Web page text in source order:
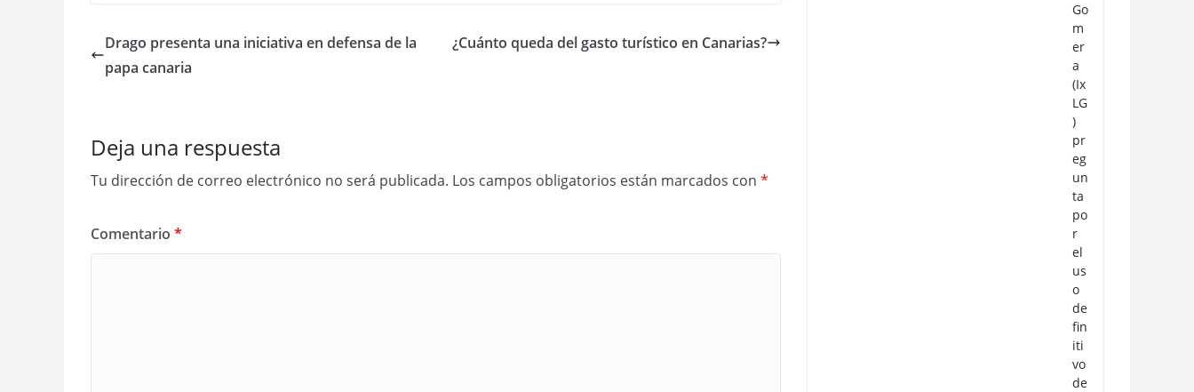
Drago presenta una iniciativa en defensa de la
papa canaria
¿Cuánto queda del gasto turístico en Canarias?
Deja una respuesta
Tu dirección de correo electrónico no será publicada. Los campos obligatorios están marcados con *
Comentario *
Go
m
er
a
(Ix
LG
)
pr
eg
un
ta
po
r
el
us
o
de
fin
iti
vo
de